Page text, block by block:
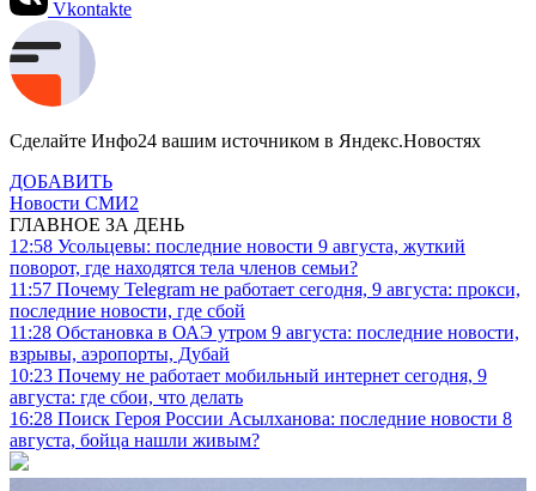
Vkontakte
Сделайте Инфо24 вашим источником в Яндекс.Новостях
ДОБАВИТЬ
Новости СМИ2
ГЛАВНОЕ ЗА ДЕНЬ
12:58 Усольцевы: последние новости 9 августа, жуткий
поворот, где находятся тела членов семьи?
11:57 Почему Telegram не работает сегодня, 9 августа: прокси,
последние новости, где сбой
11:28 Обстановка в ОАЭ утром 9 августа: последние новости,
взрывы, аэропорты, Дубай
10:23 Почему не работает мобильный интернет сегодня, 9
августа: где сбои, что делать
16:28 Поиск Героя России Асылханова: последние новости 8
августа, бойца нашли живым?